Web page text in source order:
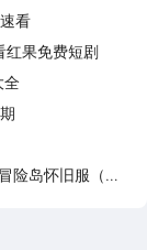
看
红果免费短剧
全
险岛怀旧服（电